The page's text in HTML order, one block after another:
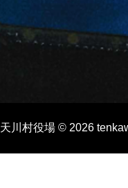
天川村役場 © 2026